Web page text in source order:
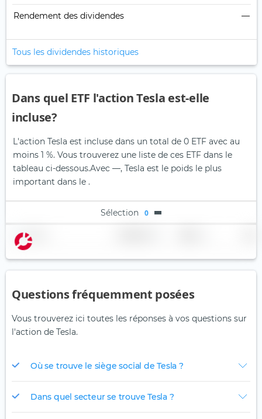
Rendement des dividendes —
Tous les dividendes historiques
Dans quel ETF l'action Tesla est-elle
incluse?
L'action Tesla est incluse dans un total de 0 ETF avec au
moins 1 %. Vous trouverez une liste de ces ETF dans le
tableau ci-dessous.Avec —, Tesla est le poids le plus
important dans le .
Sélection 0
Nom
Questions fréquemment posées
Vous trouverez ici toutes les réponses à vos questions sur
l'action de Tesla.
Où se trouve le siège social de Tesla ?
Dans quel secteur se trouve Tesla ?